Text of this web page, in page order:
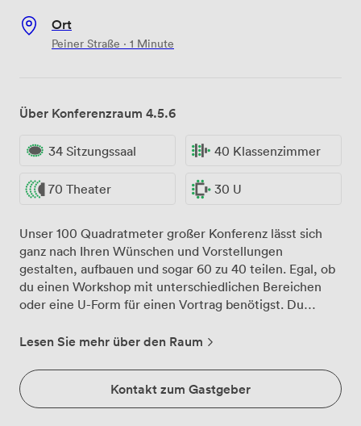
Ort
Peiner Straße · 1 Minute
Über Konferenzraum 4.5.6
34 Sitzungssaal 40 Klassenzimmer
70 Theater 30 U
Unser 100 Quadratmeter großer Konferenz lässt sich
ganz nach Ihren Wünschen und Vorstellungen
gestalten, aufbauen und sogar 60 zu 40 teilen. Egal, ob
du einen Workshop mit unterschiedlichen Bereichen
oder eine U-Form für einen Vortrag benötigst. Du
sorgen wir ebenfalls gerne. Von Limo über Wasser und
alles möglich. Und wenn die Debatten mal hitzig
werden, könnt Ihr Dank der Klimaanlage einen kühlen
Kopf bewahren. Im Raum stehen 2 HD-Beamer mit
Lesen Sie mehr über den Raum
Kontakt zum Gastgeber